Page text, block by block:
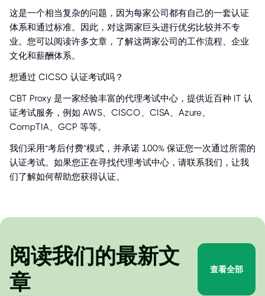
这是一个相当复杂的问题，因为每家公司都有自己的一套认证
体系和通过标准。因此，对这两家巨头进行优劣比较并不专
业。您可以阅读许多文章，了解这两家公司的工作流程、企业
文化和薪酬体系。
想通过 CICSO 认证考试吗？
CBT Proxy 是一家经验丰富的代理考试中心，提供近百种 IT 认
证考试服务，例如 AWS、CISCO、CISA、Azure、
CompTIA、GCP 等等。
我们采用“考后付费”模式，并承诺 100% 保证您一次通过所需的
认证考试。如果您正在寻找代理考试中心，请联系我们，让我
们了解如何帮助您获得认证。
阅读我们的最新文
章
查看全部